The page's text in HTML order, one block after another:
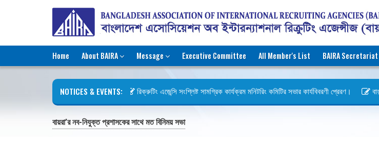
Home About BAIRA Message Executive Committee All Member's List BAIRA Secretariat
NOTICES & EVENTS: রিক্রুটিং এজেন্সি সংশ্লিষ্ট সামগ্রিক কার্যক্রম মনিটরিং কমিটির সভার কার্যবিবরণী প্রেরণ।
বায়রা’র নব-নিযুক্ত প্রশাসকের সাথে মত বিনিময় সভা